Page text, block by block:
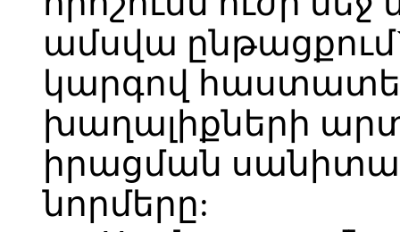
ամսվա
կարգով
խաղալիքների
իրացման
նորմերը: